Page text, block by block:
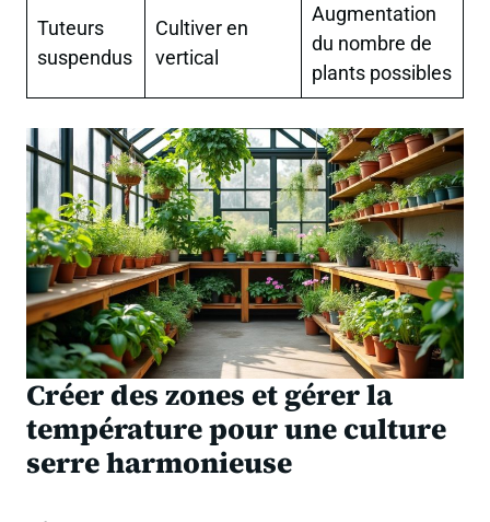
Tuteurs
suspendus
Cultiver en
vertical
Augmentation
du nombre de
plants possibles
Créer des zones et gérer la
température pour une culture
serre harmonieuse